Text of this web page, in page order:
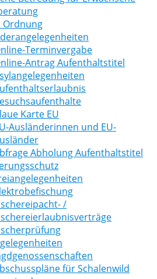
Ordnung
Terminvergabe
Antrag Aufenthaltstitel
Karte EU
Ausländerinnen und EU-
Abholung Aufenthaltstitel
/
für Schalenwild